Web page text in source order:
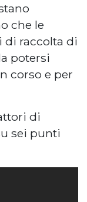
che le
di raccolta di
potersi
corso e per
di
sei punti